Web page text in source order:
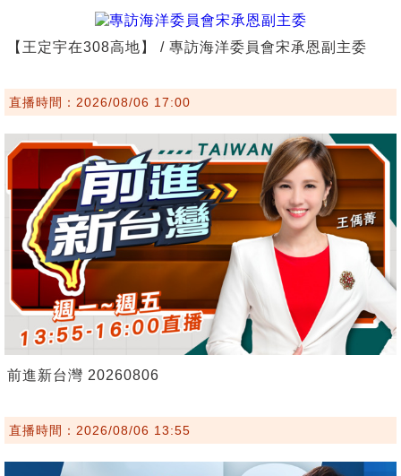
【王定宇在308高地】 / 專訪海洋委員會宋承恩副主委
直播時間：2026/08/06 17:00
前進新台灣 20260806
直播時間：2026/08/06 13:55